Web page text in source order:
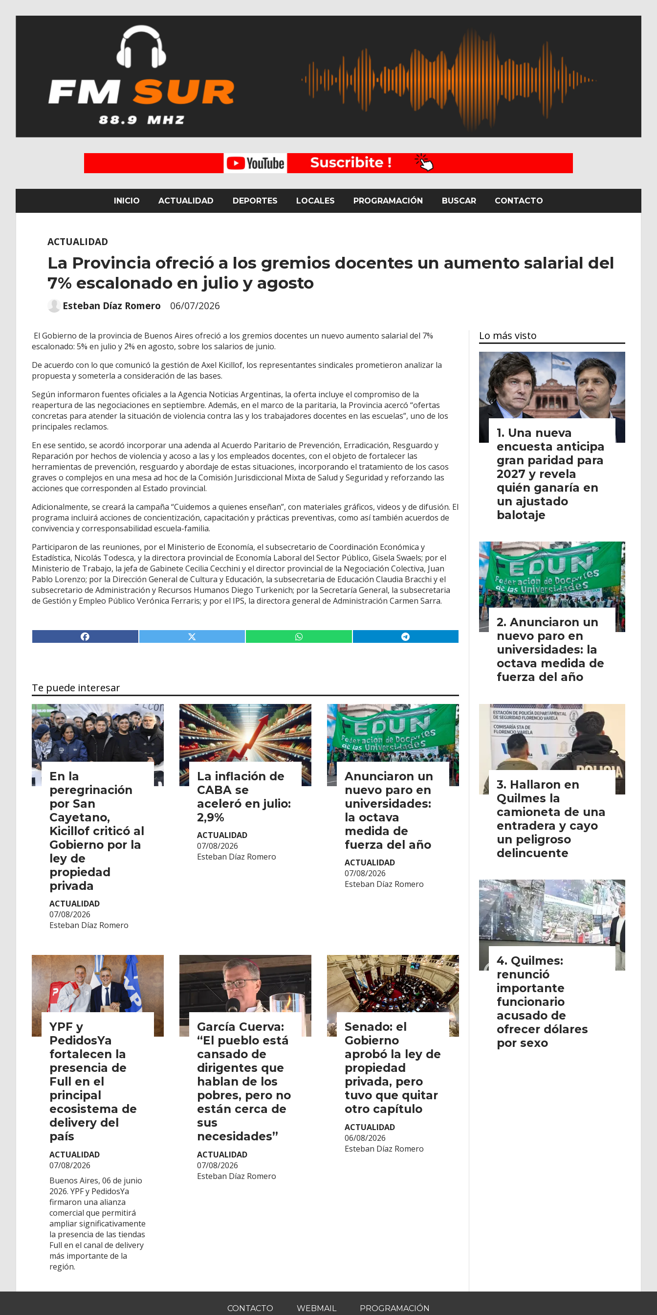
INICIO ACTUALIDAD DEPORTES LOCALES PROGRAMACIÓN BUSCAR CONTACTO
La Provincia ofreció a los gremios docentes un aumento salarial del
7% escalonado en julio y agosto
ACTUALIDAD
06/07/2026
Esteban Díaz Romero
El Gobierno de la provincia de Buenos Aires ofreció a los gremios docentes un nuevo aumento salarial del 7%
escalonado: 5% en julio y 2% en agosto, sobre los salarios de junio.
De acuerdo con lo que comunicó la gestión de Axel Kicillof, los representantes sindicales prometieron analizar la
propuesta y someterla a consideración de las bases.
Según informaron fuentes oficiales a la Agencia Noticias Argentinas, la oferta incluye el compromiso de la
reapertura de las negociaciones en septiembre. Además, en el marco de la paritaria, la Provincia acercó “ofertas
concretas para atender la situación de violencia contra las y los trabajadores docentes en las escuelas”, uno de los
principales reclamos.
En ese sentido, se acordó incorporar una adenda al Acuerdo Paritario de Prevención, Erradicación, Resguardo y
Reparación por hechos de violencia y acoso a las y los empleados docentes, con el objeto de fortalecer las
herramientas de prevención, resguardo y abordaje de estas situaciones, incorporando el tratamiento de los casos
graves o complejos en una mesa ad hoc de la Comisión Jurisdiccional Mixta de Salud y Seguridad y reforzando las
acciones que corresponden al Estado provincial.
Adicionalmente, se creará la campaña “Cuidemos a quienes enseñan”, con materiales gráficos, videos y de difusión. El
programa incluirá acciones de concientización, capacitación y prácticas preventivas, como así también acuerdos de
convivencia y corresponsabilidad escuela-familia.
Participaron de las reuniones, por el Ministerio de Economía, el subsecretario de Coordinación Económica y
Estadística, Nicolás Todesca, y la directora provincial de Economía Laboral del Sector Público, Gisela Swaels; por el
Ministerio de Trabajo, la jefa de Gabinete Cecilia Cecchini y el director provincial de la Negociación Colectiva, Juan
Pablo Lorenzo; por la Dirección General de Cultura y Educación, la subsecretaria de Educación Claudia Bracchi y el
subsecretario de Administración y Recursos Humanos Diego Turkenich; por la Secretaría General, la subsecretaria
de Gestión y Empleo Público Verónica Ferraris; y por el IPS, la directora general de Administración Carmen Sarra.
Te puede interesar
En la
peregrinación
por San
Cayetano,
Kicillof criticó al
Gobierno por la
ley de
propiedad
privada
Esteban Díaz Romero
ACTUALIDAD
07/08/2026
La inflación de
CABA se
aceleró en julio:
2,9%
Esteban Díaz Romero
ACTUALIDAD
07/08/2026
Anunciaron un
nuevo paro en
universidades:
la octava
medida de
fuerza del año
Esteban Díaz Romero
ACTUALIDAD
07/08/2026
YPF y
PedidosYa
fortalecen la
presencia de
Full en el
principal
ecosistema de
delivery del
país
ACTUALIDAD
07/08/2026
Buenos Aires, 06 de junio
2026. YPF y PedidosYa
firmaron una alianza
comercial que permitirá
ampliar significativamente
la presencia de las tiendas
Full en el canal de delivery
más importante de la
región.
García Cuerva:
“El pueblo está
cansado de
dirigentes que
hablan de los
pobres, pero no
están cerca de
sus
necesidades”
Esteban Díaz Romero
ACTUALIDAD
07/08/2026
Senado: el
Gobierno
aprobó la ley de
propiedad
privada, pero
tuvo que quitar
otro capítulo
Esteban Díaz Romero
ACTUALIDAD
06/08/2026
Lo más visto
Una nueva
encuesta anticipa
gran paridad para
2027 y revela
quién ganaría en
un ajustado
balotaje
Anunciaron un
nuevo paro en
universidades: la
octava medida de
fuerza del año
Hallaron en
Quilmes la
camioneta de una
entradera y cayo
un peligroso
delincuente
Quilmes:
renunció
importante
funcionario
acusado de
ofrecer dólares
por sexo
CONTACTO WEBMAIL PROGRAMACIÓN